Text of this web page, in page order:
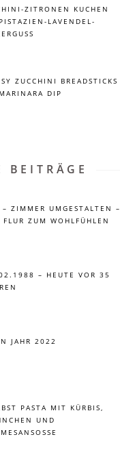
ZITRONEN KUCHEN
LAVENDEL-
ZUCCHINI BREADSTICKS
DIP
BEITRÄGE
– ZIMMER UMGESTALTEN –
FLUR ZUM WOHLFÜHLEN
– HEUTE VOR 35
JAHR 2022
PASTA MIT KÜRBIS,
UND